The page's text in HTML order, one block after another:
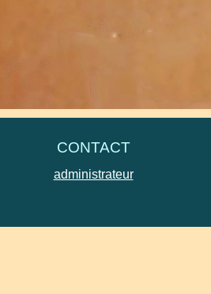
avis, vos attentes, vos suggestions à
CONTACT
administrateur